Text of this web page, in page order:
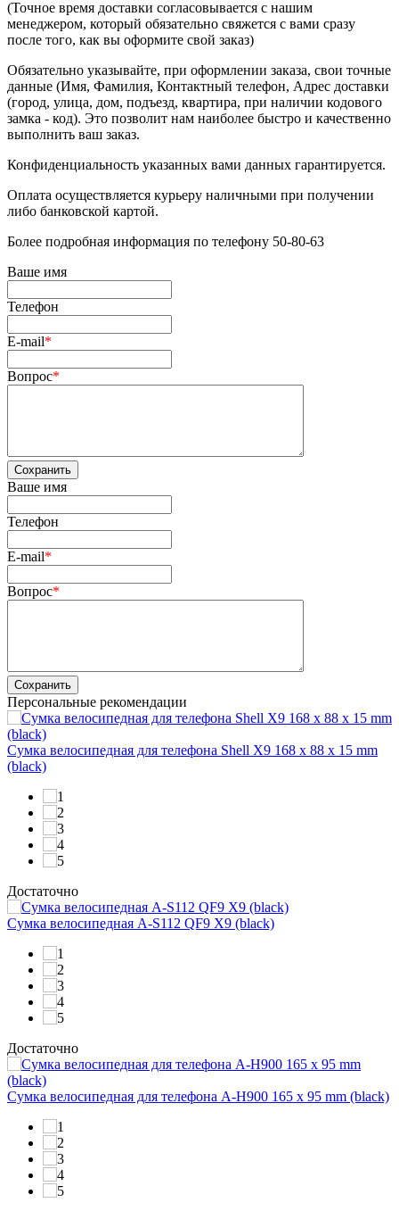
(Точное время доставки согласовывается с нашим
менеджером, который обязательно свяжется с вами сразу
после того, как вы оформите свой заказ)
Обязательно указывайте, при оформлении заказа, свои точные
данные (Имя, Фамилия, Контактный телефон, Адрес доставки
(город, улица, дом, подъезд, квартира, при наличии кодового
замка - код). Это позволит нам наиболее быстро и качественно
выполнить ваш заказ.
Конфиденциальность указанных вами данных гарантируется.
Оплата осуществляется курьеру наличными при получении
либо банковской картой.
Более подробная информация по телефону 50-80-63
Ваше имя
Телефон
E-mail*
Вопрос*
Сохранить
Ваше имя
Телефон
E-mail*
Вопрос*
Сохранить
Персональные рекомендации
Сумка велосипедная для телефона Shell X9 168 x 88 x 15 mm
(black)
Достаточно
Сумка велосипедная A-S112 QF9 X9 (black)
Достаточно
Сумка велосипедная для телефона A-H900 165 x 95 mm (black)